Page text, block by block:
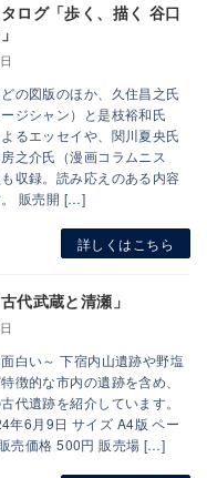
ログ「歩く、描く 谷口
どの図版のほか、久住昌之氏
ージシャン）と是枝裕和氏
よるエッセイや、関川夏央氏
房之介氏（漫画コラムニス
収録。読み応えのある内容
。 販売開 […]
詳しくはこちら
代武蔵と清瀬」
白い～ 下宿内山遺跡や野塩
徴的な市内の遺跡を含め、
代遺跡を紹介しています。
年6月9日 サイズ A4版 ペー
売価格 500円 販売場 […]